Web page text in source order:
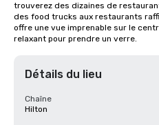
trouverez des dizaines de
des food trucks aux restaurants
offre une vue imprenable sur le
relaxant pour prendre un verre.
Détails du lieu
Chaîne
Hilton